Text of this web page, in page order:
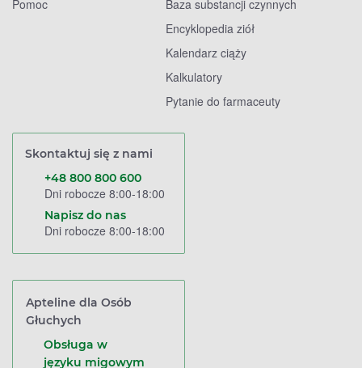
Pomoc
Baza substancji czynnych
Encyklopedia ziół
Kalendarz ciąży
Kalkulatory
Pytanie do farmaceuty
Skontaktuj się z nami
+48 800 800 600
Dni robocze 8:00-18:00
Napisz do nas
Dni robocze 8:00-18:00
Apteline dla Osób
Głuchych
Obsługa w
języku migowym